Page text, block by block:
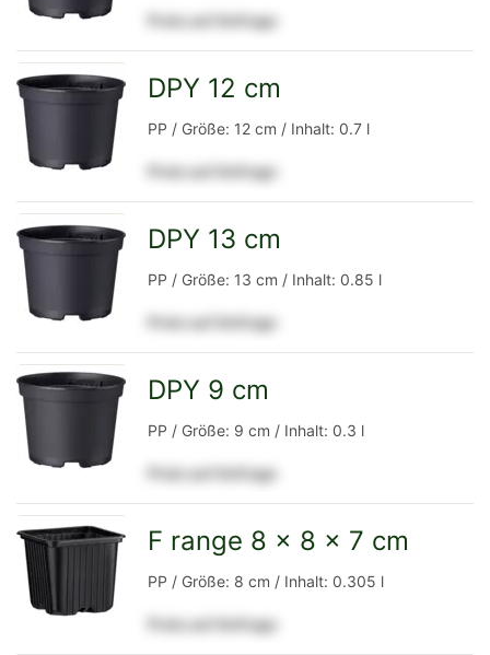
Detailseite
Preis auf Anfrage
Detailseite
DPY 12 cm
PP / Größe: 12 cm / Inhalt: 0.7 l
Preis auf Anfrage
Detailseite
DPY 13 cm
PP / Größe: 13 cm / Inhalt: 0.85 l
Preis auf Anfrage
Detailseite
DPY 9 cm
PP / Größe: 9 cm / Inhalt: 0.3 l
Preis auf Anfrage
F range 8 x 8 x 7 cm
PP / Größe: 8 cm / Inhalt: 0.305 l
Preis auf Anfrage